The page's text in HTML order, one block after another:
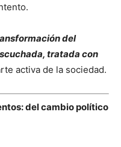
del
tratada con
activa de la sociedad.
del cambio político